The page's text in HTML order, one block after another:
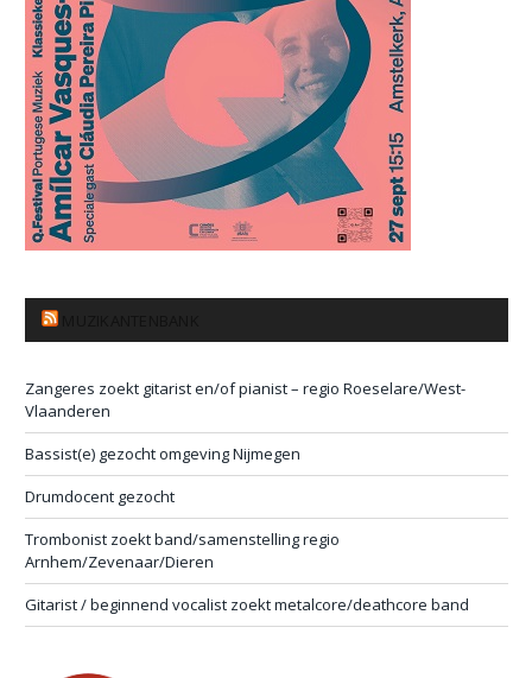
Zangeres zoekt gitarist en/of pianist – regio Roeselare/West-
Vlaanderen
Bassist(e) gezocht omgeving Nijmegen
Drumdocent gezocht
Trombonist zoekt band/samenstelling regio
Arnhem/Zevenaar/Dieren
Gitarist / beginnend vocalist zoekt metalcore/deathcore band